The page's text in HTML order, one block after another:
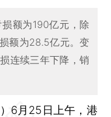
额为190亿元，除
额为28.5亿元。变
连续三年下降，销
6月25日上午，港